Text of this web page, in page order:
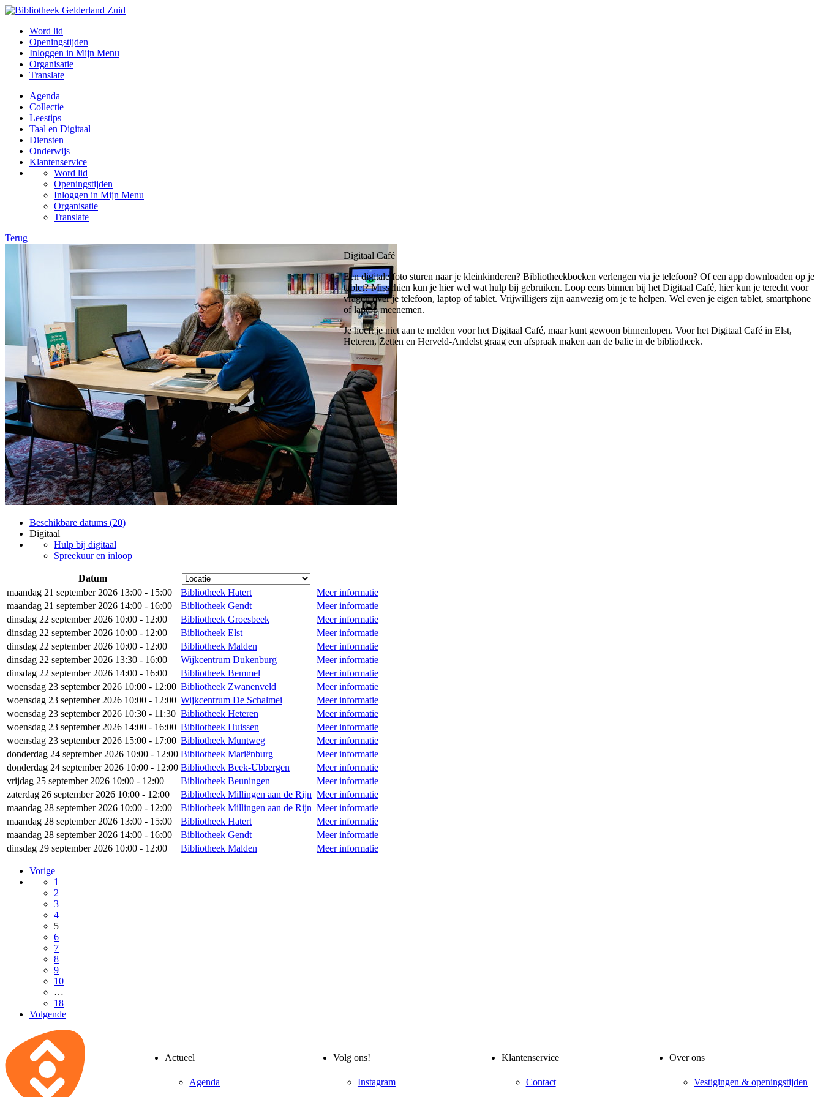
Word lid
Openingstijden
Inloggen in Mijn Menu
Organisatie
Translate
Agenda
Collectie
Leestips
Taal en Digitaal
Diensten
Onderwijs
Klantenservice
Word lid
Openingstijden
Inloggen in Mijn Menu
Organisatie
Translate
Terug
Beschikbare datums (20)
Digitaal
Hulp bij digitaal
Spreekuur en inloop
Digitaal Café
Een digitale foto sturen naar je kleinkinderen? Bibliotheekboeken verlengen via je telefoon? Of een app downloaden op je
tablet? Misschien kun je hier wel wat hulp bij gebruiken. Loop eens binnen bij het Digitaal Café, hier kun je terecht voor
vragen over je telefoon, laptop of tablet. Vrijwilligers zijn aanwezig om je te helpen. Wel even je eigen tablet, smartphone
of laptop meenemen.
Je hoeft je niet aan te melden voor het Digitaal Café, maar kunt gewoon binnenlopen. Voor het Digitaal Café in Elst,
Heteren, Zetten en Herveld-Andelst graag een afspraak maken aan de balie in de bibliotheek.
Datum
maandag 21 september 2026 13:00 - 15:00
Bibliotheek Hatert
Meer informatie
maandag 21 september 2026 14:00 - 16:00
Bibliotheek Gendt
Meer informatie
dinsdag 22 september 2026 10:00 - 12:00
Bibliotheek Groesbeek
Meer informatie
dinsdag 22 september 2026 10:00 - 12:00
Bibliotheek Elst
Meer informatie
dinsdag 22 september 2026 10:00 - 12:00
Bibliotheek Malden
Meer informatie
dinsdag 22 september 2026 13:30 - 16:00
Wijkcentrum Dukenburg
Meer informatie
dinsdag 22 september 2026 14:00 - 16:00
Bibliotheek Bemmel
Meer informatie
woensdag 23 september 2026 10:00 - 12:00 Bibliotheek Zwanenveld
Meer informatie
woensdag 23 september 2026 10:00 - 12:00 Wijkcentrum De Schalmei
Meer informatie
woensdag 23 september 2026 10:30 - 11:30 Bibliotheek Heteren
Meer informatie
woensdag 23 september 2026 14:00 - 16:00 Bibliotheek Huissen
Meer informatie
woensdag 23 september 2026 15:00 - 17:00 Bibliotheek Muntweg
Meer informatie
donderdag 24 september 2026 10:00 - 12:00 Bibliotheek Mariënburg
Meer informatie
donderdag 24 september 2026 10:00 - 12:00 Bibliotheek Beek-Ubbergen
Meer informatie
vrijdag 25 september 2026 10:00 - 12:00
Bibliotheek Beuningen
Meer informatie
zaterdag 26 september 2026 10:00 - 12:00
Bibliotheek Millingen aan de Rijn Meer informatie
maandag 28 september 2026 10:00 - 12:00
Bibliotheek Millingen aan de Rijn Meer informatie
maandag 28 september 2026 13:00 - 15:00
Bibliotheek Hatert
Meer informatie
maandag 28 september 2026 14:00 - 16:00
Bibliotheek Gendt
Meer informatie
dinsdag 29 september 2026 10:00 - 12:00
Bibliotheek Malden Meer informatie
Vorige
1
2
3
4
5
6
7
8
9
10
…
18
Volgende
Actueel
Agenda
Volg ons!
Instagram
Klantenservice
Contact
Over ons
Vestigingen & openingstijden